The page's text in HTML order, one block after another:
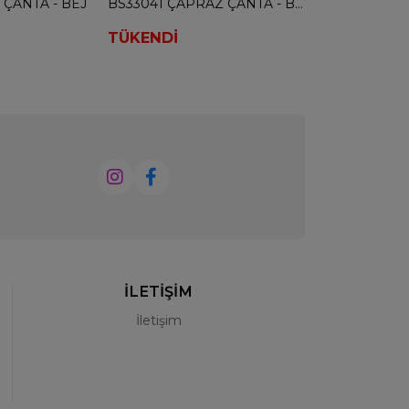
- BEJ BS33041 ÇAPRAZ ÇANTA - BEYAZ
TÜKENDİ
İLETİŞİM
İletişim